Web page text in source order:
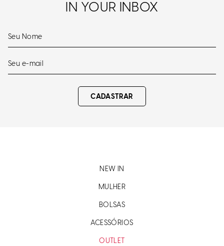
IN YOUR INBOX
CADASTRAR
NEW IN
MULHER
BOLSAS
ACESSÓRIOS
OUTLET